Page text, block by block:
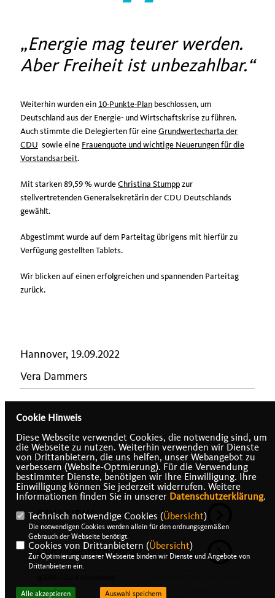
Energie mag teurer werden.
Aber Freiheit ist unbezahlbar.
Weiterhin wurden ein 10-Punkte-Plan beschlossen, um
Deutschland aus der Energie- und Wirtschaftskrise zu führen.
Auch stimmte die Delegierten für eineGrundwertecharta der
CDU sowie eine Frauenquote und wichtige Neuerungen für die
Vorstandsarbeit.
Mit starken 89,59 % wurdeChristina Stumppzur
stellvertretenden Generalsekretärin der CDU Deutschlands
gewählt.
Abgestimmt wurde auf dem Parteitag übrigens mit hierfür zu
Verfügung gestellten Tablets.
Wir blicken auf einen erfolgreichen und spannenden Parteitag
zurück.
Hannover, 19.09.2022
Vera Dammers
IMPRESSUM DATENSCHUTZ KONTAKT
CDU NRW
CDU Deutschlands
Heinsberg
Cookie Hinweis
Diese Webseite verwendet Cookies, die notwendig sind, um
die Webseite zu nutzen. Weiterhin verwenden wir Dienste
von Drittanbietern, die uns helfen, unser Webangebot zu
verbessern (Website-Optmierung). Für die Verwendung
bestimmter Dienste, benötigen wir Ihre Einwilligung. Ihre
Einwilligung können Sie jederzeit widerrufen. Weitere
Informationen finden Sie in unserer Datenschutzerklärung.
Technisch notwendige Cookies (Übersicht)
Die notwendigen Cookies werden allein für den ordnungsgemäßen
Gebrauch der Webseite benötigt.
Cookies von Drittanbietern (Übersicht)
Zur Optimierung unserer Webseite binden wir Dienste und Angebote von
Drittanbietern ein.
Alle akzeptieren Auswahl speichern